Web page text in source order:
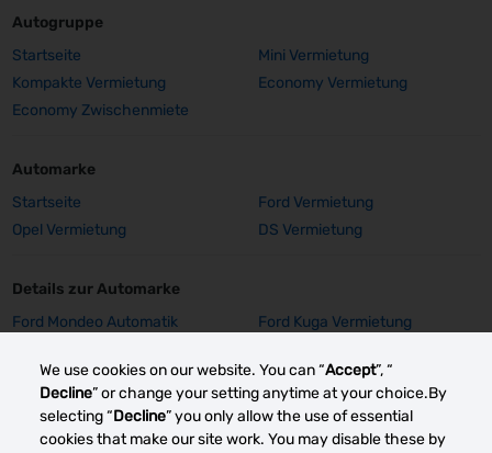
We use cookies on our website. You can “Accept”, “
Decline” or change your setting anytime at your choice.By
selecting “Decline” you only allow the use of essential
cookies that make our site work. You may disable these by
Autogruppe
Startseite
Mini Vermietung
Kompakte Vermietung
Economy Vermietung
Economy Zwischenmiete
Automarke
Startseite
Ford Vermietung
Opel Vermietung
DS Vermietung
Details zur Automarke
Ford Mondeo Automatik
Ford Kuga Vermietung
Ford Focus SW Vermietung
Ford Focus GPS Vermietung
Ford Focus Aut. Vermietung
Ford Fiesta Vermietung
Opel Insignia Vermietung
Opel Corsa E Vermietung